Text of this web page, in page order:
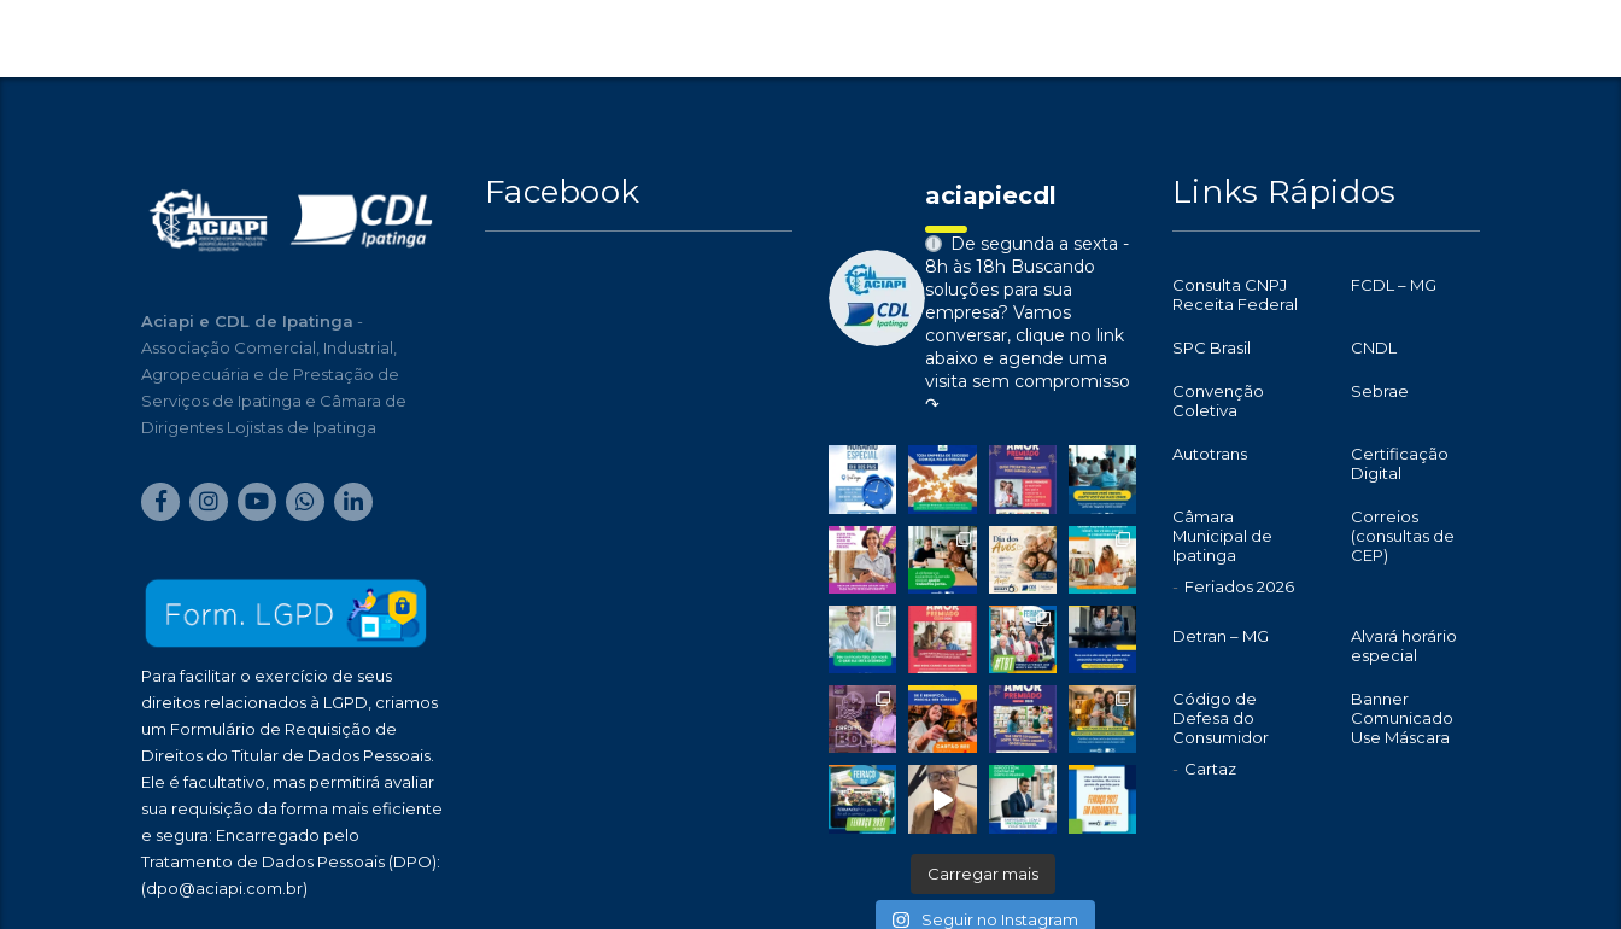
Aciapi e CDL de Ipatinga -
Associação Comercial, Industrial,
Agropecuária e de Prestação de
Serviços de Ipatinga e Câmara de
Dirigentes Lojistas de Ipatinga
Para facilitar o exercício de seus
direitos relacionados à LGPD, criamos
um Formulário de Requisição de
Direitos do Titular de Dados Pessoais.
Ele é facultativo, mas permitirá avaliar
sua requisição da forma mais eficiente
e segura: Encarregado pelo
Tratamento de Dados Pessoais (DPO):
(dpo@aciapi.com.br)
Facebook aciapiecdl
De segunda a sexta -
8h às 18h Buscando
soluções para sua
empresa? Vamos
conversar, clique no link
abaixo e agende uma
visita sem compromisso
↷
Carregar mais
Seguir no Instagram
Links Rápidos
Consulta CNPJ
Receita Federal
FCDL – MG
SPC Brasil CNDL
Convenção
Coletiva
Sebrae
Autotrans
Certificação
Digital
Câmara
Municipal de
Ipatinga
Feriados 2026
Correios
(consultas de
CEP)
Detran – MG
Alvará horário
especial
Código de
Defesa do
Consumidor
Cartaz
Banner
Comunicado
Use Máscara